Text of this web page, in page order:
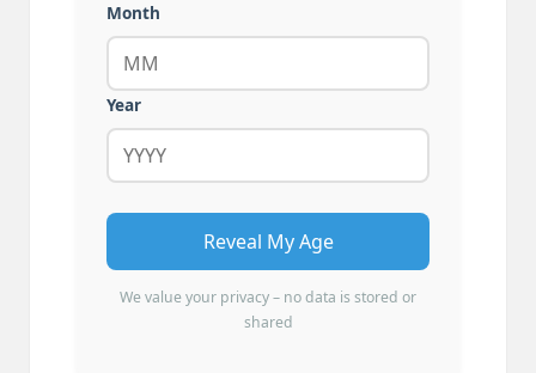
Month
Year
Reveal My Age
We value your privacy – no data is stored or
shared